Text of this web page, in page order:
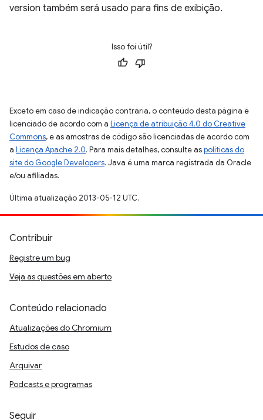
version também será usado para fins de exibição.
Isso foi útil?
Exceto em caso de indicação contrária, o conteúdo desta página é
licenciado de acordo com a Licença de atribuição 4.0 do Creative
Commons, e as amostras de código são licenciadas de acordo com
a Licença Apache 2.0. Para mais detalhes, consulte aspolíticas do
site do Google Developers. Java é uma marca registrada da Oracle
e/ou afiliadas.
Última atualização 2013-05-12 UTC.
Contribuir
Registre um bug
Veja as questões em aberto
Conteúdo relacionado
Atualizações do Chromium
Estudos de caso
Arquivar
Podcasts e programas
Seguir